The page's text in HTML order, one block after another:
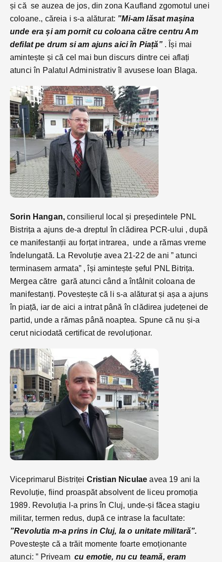
și că se auzea de jos, din zona Kaufland zgomotul unei
coloane., căreia i s-a alăturat: ”Mi-am lăsat mașina
unde era și am pornit cu coloana către centru Am
defilat pe drum si am ajuns aici în Piață”. Își mai
amintește și că cel mai bun discurs dintre cei aflați
atunci în Palatul Administrativ îl avusese Ioan Blaga.
Sorin Hangan, consilierul local și președintele PNL
Bistrița a ajuns de-a dreptul în clădirea PCR-ului , după
ce manifestanții au forțat intrarea, unde a rămas vreme
îndelungată. La Revoluție avea 21-22 de ani ” atunci
terminasem armata” , își amintește șeful PNL Bitrița.
Mergea către gară atunci când a întâlnit coloana de
manifestanți. Povestește că li s-a alăturat și așa a ajuns
în piață, iar de aici a intrat până în clădirea județenei de
partid, unde a rămas până noaptea. Spune că nu și-a
cerut niciodată certificat de revoluționar.
Viceprimarul Bistriței Cristian Niculae avea 19 ani la
Revoluție, fiind proaspăt absolvent de liceu promoția
1989. Revoluția l-a prins în Cluj, unde-și făcea stagiu
militar, termen redus, după ce intrase la facultate:
”Revolutia m-a prins in Cluj, la o unitate militară”.
Povestește că a trăit momente foarte emoționante
atunci: ” Priveam cu emotie, nu cu teamă, eram